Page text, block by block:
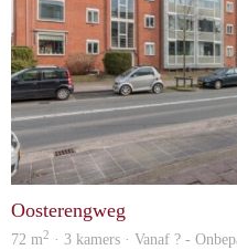
Oosterengweg
72 m2 · 3 kamers · Vanaf ? -